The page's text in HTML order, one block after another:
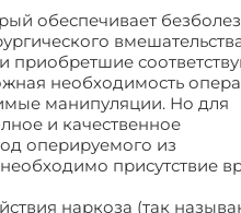
обеспечивает
приобретшие
необходимость
манипуляции. Но для
и качественное
оперируемого из
присутствие
наркоза (так